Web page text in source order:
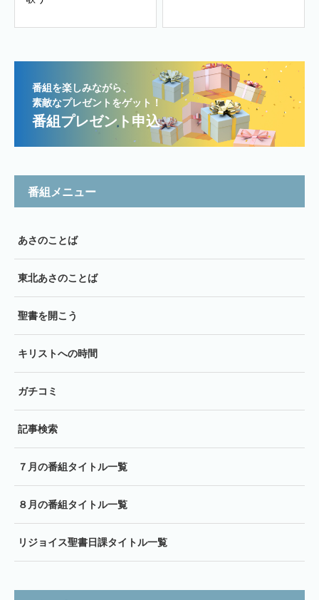
番組を楽しみながら、
素敵なプレゼントをゲット！
番組プレゼント申込
番組メニュー
あさのことば
東北あさのことば
聖書を開こう
キリストへの時間
ガチコミ
記事検索
７月の番組タイトル一覧
８月の番組タイトル一覧
リジョイス聖書日課タイトル一覧